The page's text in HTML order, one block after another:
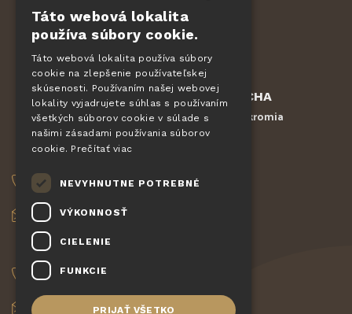
563 01 Lanškroun
Česká republika
Chránené služboureCAPTCHA
Zmluvné podmienky - Ochrana súkromia
+420 775 560 953
objednavky@pizzagiovanni.cz
+420 777 222 157
info@pizzagiovanni.cz
DE
SLOVAK
Táto webová lokalita
používa súbory cookie.
Táto webová lokalita používa súbory
cookie na zlepšenie používateľskej
skúsenosti. Používaním našej webovej
lokality vyjadrujete súhlas s používaním
všetkých súborov cookie v súlade s
našimi zásadami používania súborov
cookie. Prečítať viac
NEVYHNUTNE POTREBNÉ
VÝKONNOSŤ
CIELENIE
FUNKCIE
PRIJAŤ VŠETKO